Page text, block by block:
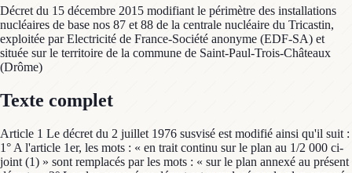
Décret du 15 décembre 2015 modifiant le périmètre des installations
nucléaires de base nos 87 et 88 de la centrale nucléaire du Tricastin,
exploitée par Electricité de France-Société anonyme (EDF-SA) et
située sur le territoire de la commune de Saint-Paul-Trois-Châteaux
(Drôme)
Texte complet
Article 1 Le décret du 2 juillet 1976 susvisé est modifié ainsi qu'il suit :
1° A l'article 1er, les mots : « en trait continu sur le plan au 1/2 000 ci-
joint (1) » sont remplacés par les mots : « sur le plan annexé au présent